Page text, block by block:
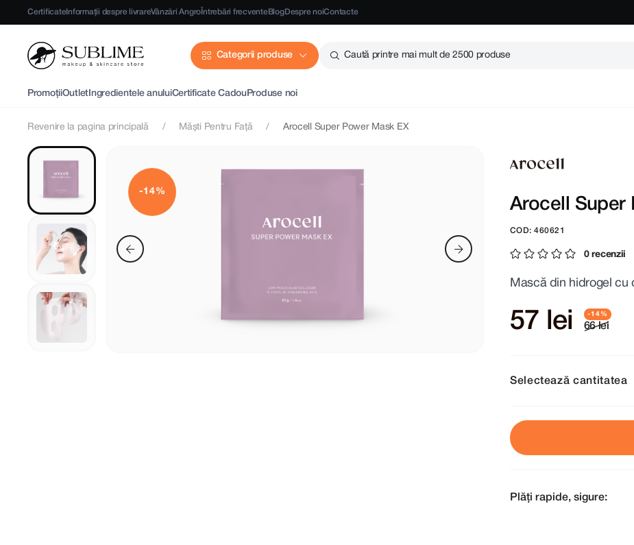
CertificateInformații despre livrareVânzări Angro Întrebări frecventeBlogDespre noiContacte
Categorii produse Caută printre mai mult de 2500 produse
PromoțiiOutlet Ingredientele anuluiCertificate CadouProduse noi
Revenire la pagina principală Măști Pentru Față Arocell Super Power Mask EX
-14%
Arocell Super
COD: 460621
0 recenzii
Mască din hidrogel cu
57 lei 66 lei
Selectează cantitatea
Plăți rapide, sigure: